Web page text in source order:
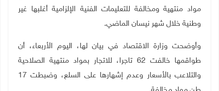
مواد منتهية ومخالفة للتعليمات الفنية الإلزامية أغلبها غير
وطنية خلال شهر نيسان الماضي.
وأوضحت وزارة الاقتصاد في بيان لها، اليوم الأربعاء، أن
طواقمها خالفت 62 تاجرا، للاتجار بمواد منتهية الصلاحية
والتلاعب بالأسعار وعدم إشهارها على السلع، وضبطت 17